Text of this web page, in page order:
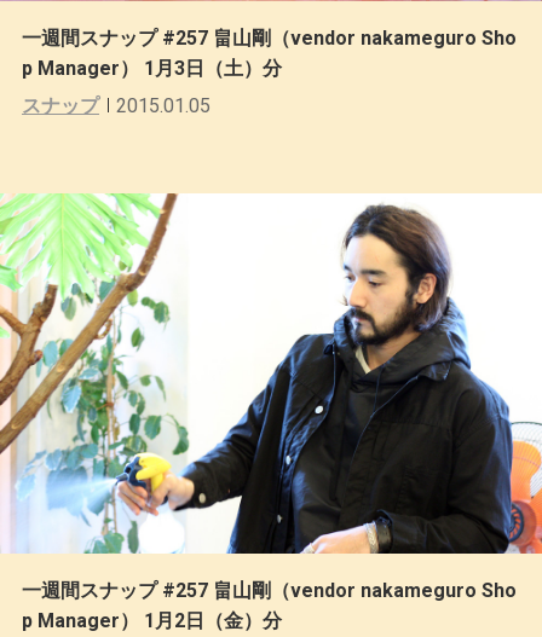
一週間スナップ #257 畠山剛（vendor nakameguro Sho
p Manager） 1月3日（土）分
スナップ
2015.01.05
一週間スナップ #257 畠山剛（vendor nakameguro Sho
p Manager） 1月2日（金）分